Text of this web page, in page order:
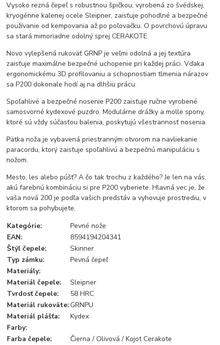
Vysoko rezná čepeľ s robustnou špičkou, vyrobená zo švédskej,
kryogénne kalenej ocele Sleipner, zaisťuje pohodlné a bezpečné
používanie od kempovania až po poľovačku. O povrchovú úpravu
sa stará mimoriadne odolný sprej CERAKOTE.
Novo vylepšená rukoväť GRNP je veľmi odolná a jej textúra
zaisťuje maximálne bezpečné uchopenie pri každej práci. Vďaka
ergonomickému 3D profilovaniu a schopnostiam tlmenia nárazov
sa P200 dokonale hodí aj na dlhšiu prácu.
Spoľahlivé a bezpečné nosenie P200 zaisťuje ručne vyrobené
samosvorné kydexové puzdro. Modulárne drážky a molle spony,
ktoré sú vždy súčasťou balenia, poskytujú všestrannosť nosenia.
Pätka noža je vybavená priestranným otvorom na navliekanie
paracordu, ktorý zaisťuje spoľahlivú a bezpečnú manipuláciu s
nožom.
Mesto, les alebo púšť? A čo tak trochu z každého? Je len na vás,
akú farebnú kombináciu si pre P200 vyberiete. Hlavná vec je, že
vaša nová 200 je podľa vašich predstáv a vyhovuje prostrediu, v
ktorom sa pohybujete.
Kategórie:
Pevné nože
EAN:
8594194204341
Štýl čepele:
Skinner
Typ zámku:
Pevná čepeľ
Materiály:
Materiál čepele:
Sleipner
Tvrdosť čepele:
58 HRC
Materiál rukoväte: GRNPU
Materiál plášťa:
Kydex
Farby:
Farba čepele:
Čierna / Olivová / Kojot Cerakote